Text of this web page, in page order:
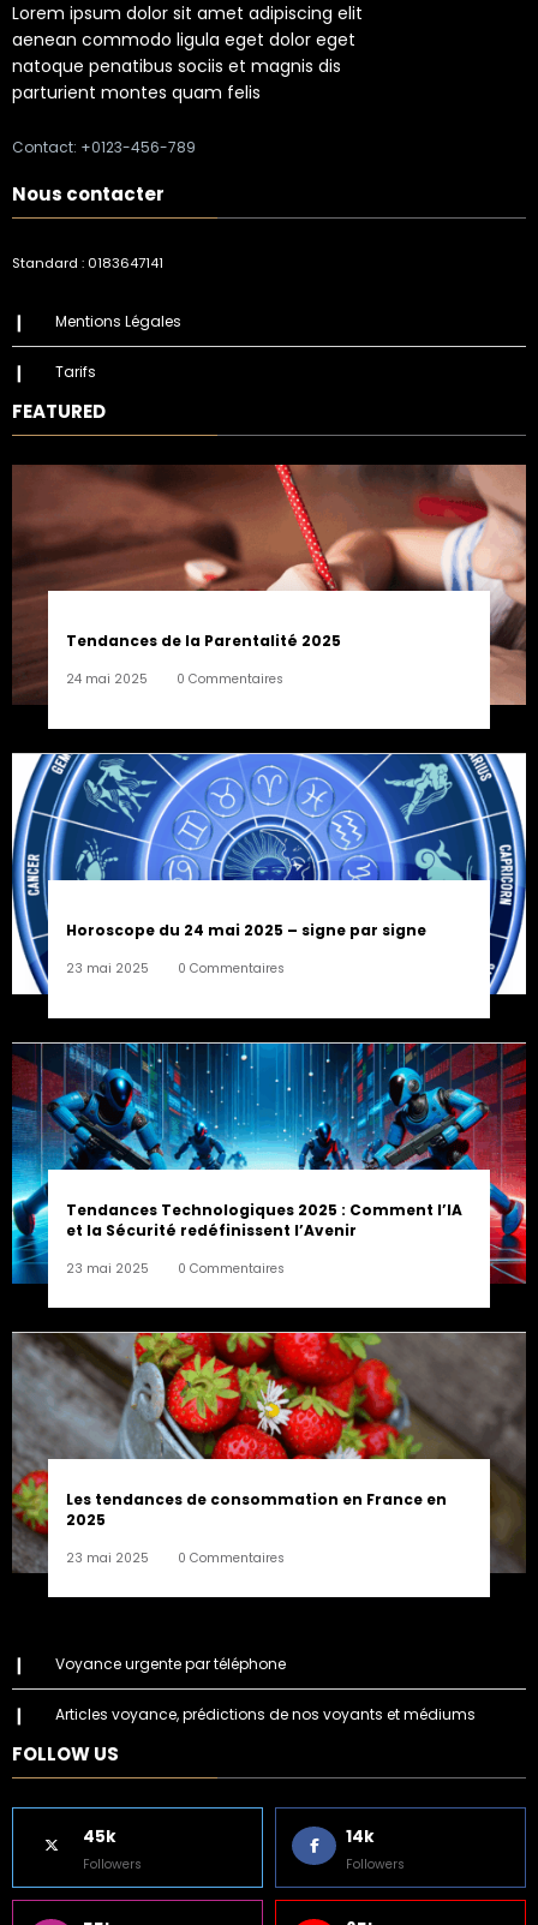
Lorem ipsum dolor sit amet adipiscing elit
aenean commodo ligula eget dolor eget
natoque penatibus sociis et magnis dis
parturient montes quam felis
Contact: +0123-456-789
Nous contacter
Standard : 0183647141
Mentions Légales
Tarifs
FEATURED
Tendances de la Parentalité 2025
24 mai 2025 0 Commentaires
Horoscope du 24 mai 2025 – signe par signe
23 mai 2025 0 Commentaires
Tendances Technologiques 2025 : Comment l’IA
et la Sécurité redéfinissent l’Avenir
23 mai 2025 0 Commentaires
Les tendances de consommation en France en
2025
23 mai 2025 0 Commentaires
Voyance urgente par téléphone
Articles voyance, prédictions de nos voyants et médiums
FOLLOW US
45k
Followers
14k
Followers